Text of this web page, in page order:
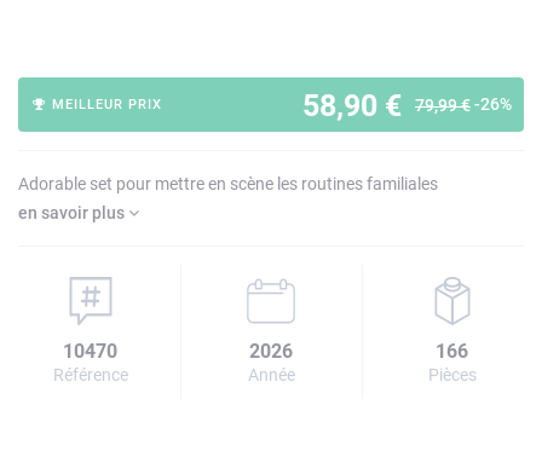
58,90 € 79,99 €-26%
MEILLEUR PRIX
Adorable set pour mettre en scène les routines familiales
en savoir plus
10470
Référence
2026
Année
166
Pièces